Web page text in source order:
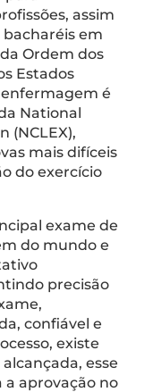
assim
bacharéis em
Ordem dos
Estados
é
National
(NCLEX),
mais difíceis
do exercício
exame de
do mundo e
precisão
confiável e
existe
esse
a aprovação no